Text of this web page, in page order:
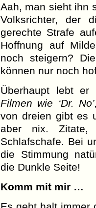
Aah, man sieht ihn
Volksrichter, der
gerechte Strafe
Hoffnung auf
noch steigern?
können nur noch
Überhaupt lebt
Filmen wie ‘Dr.
von dreien gibt es
aber nix.
Schlafschafe. Bei
die Stimmung
die Dunkle Seite!
Komm mit mir …